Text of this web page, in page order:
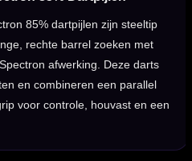
85% dartpijlen zijn steeltip
rechte barrel zoeken met
afwerking. Deze darts
en combineren een parallel
voor controle, houvast en een